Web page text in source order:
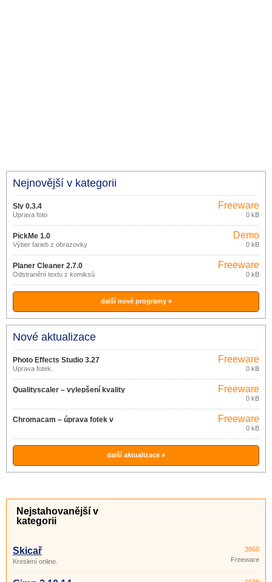
Nejnovější v kategorii
Sly 0.3.4
Úprava foto
Freeware
0 kB
PickMe 1.0
Výber farieb z obrazovky
Demo
0 kB
Planer Cleaner 2.7.0
Odstranění textu z komiksů
Freeware
0 kB
další nové programy »
Nové aktualizace
Photo Effects Studio 3.27
Úprava fotek.
Freeware
0 kB
Qualityscaler – vylepšení kvality
Freeware
0 kB
Chromacam – úprava fotek v
Freeware
0 kB
další aktualizace »
Nejstahovanější v
kategorii
Skicař
Kreslení online.
3860
Freeware